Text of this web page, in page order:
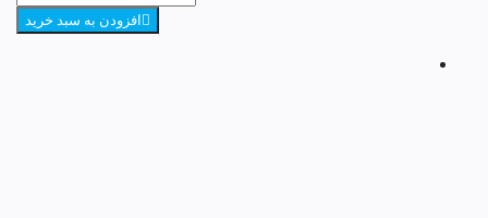
افزار
SINUMERIK
افزودن به سبد خرید